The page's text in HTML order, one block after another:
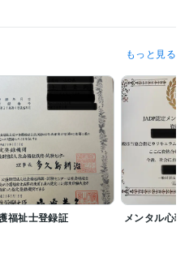
出すことができるサービスをご用
ービス
気持ちをここで話せます)
チャットできます)
なりますので
使用上できなくなっています。予
もっと見る
福祉士登録証 メンタル心理